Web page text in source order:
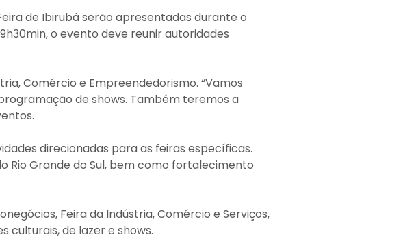
de Ibirubá serão apresentadas durante o
o evento deve reunir autoridades
Comércio e Empreendedorismo. “Vamos
de shows. Também teremos a
direcionadas para as feiras específicas.
Rio Grande do Sul, bem como fortalecimento
Feira da Indústria, Comércio e Serviços,
culturais, de lazer e shows.